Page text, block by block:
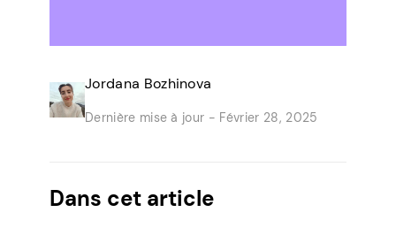
Jordana Bozhinova
Dernière mise à jour - Février 28, 2025
Dans cet article